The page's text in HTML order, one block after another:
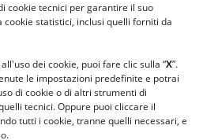
cookie tecnici per garantire il suo
statistici, inclusi quelli forniti da
dei cookie, puoi fare clic sulla “X”.
le impostazioni predefinite e potrai
di cookie o di altri strumenti di
tecnici. Oppure puoi cliccare il
tutti i cookie, tranne quelli necessari, e